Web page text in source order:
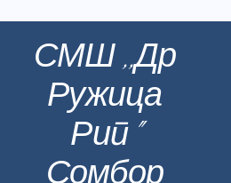
СМШ ,,Др
Ружица
Рип"